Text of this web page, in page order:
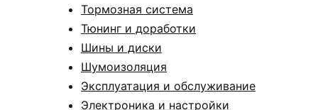
Тормозная система
Тюнинг и доработки
Шины и диски
Шумоизоляция
Эксплуатация и обслуживание
Электроника и настройки